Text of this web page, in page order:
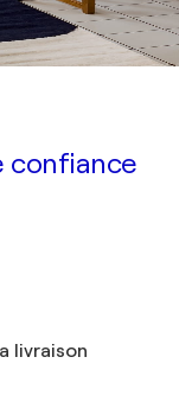
confiance
livraison